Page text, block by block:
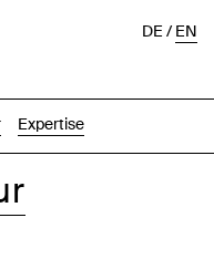
Expertise
DE/EN